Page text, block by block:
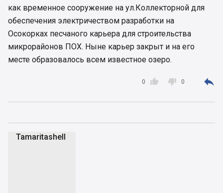
как временное сооружение на ул.Коллекторной для
обеспечения электричеством разработки на
Осокорках песчаного карьера для строительства
микрорайонов ПОХ. Ныне карьер закрыт и на его
месте образовалось всем известное озеро.

0  0 
Tamaritashell